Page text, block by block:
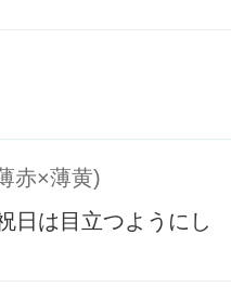
赤×薄黄)
日は目立つようにし